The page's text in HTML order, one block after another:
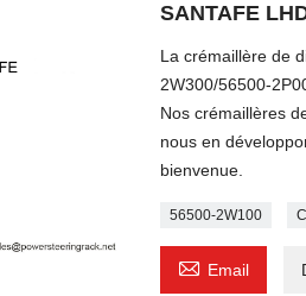
SANTAFE
La crémaillère de
2W300/56500-
Nos crémaillères
nous en
bienvenue.
56500-2W100
 Email